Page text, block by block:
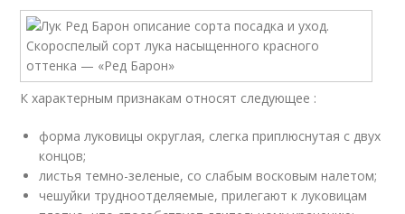
К характерным признакам относят следующее :
форма луковицы округлая, слегка приплюснутая с двух
концов;
листья темно-зеленые, со слабым восковым налетом;
чешуйки трудноотделяемые, прилегают к луковицам